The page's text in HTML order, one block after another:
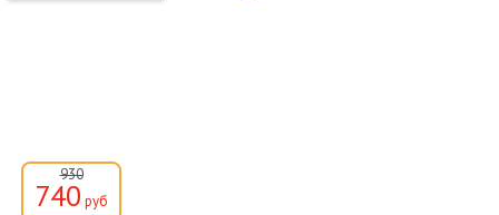
930
740 руб